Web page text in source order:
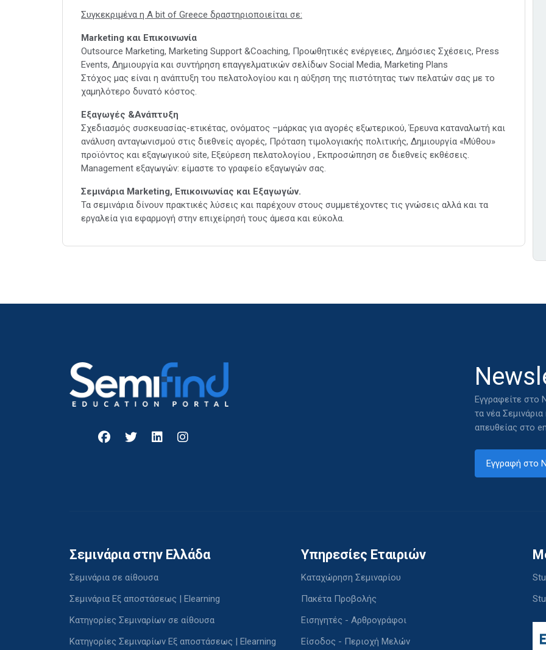
Συγκεκριμένα η A bit of Greece δραστηριοποιείται σε:
Marketing και Επικοινωνία
Outsource Marketing, Marketing Support &Coaching, Προωθητικές ενέργειες, Δημόσιες Σχέσεις, Press
Events, Δημιουργία και συντήρηση επαγγελματικών σελίδων Social Media, Marketing Plans
Στόχος μας είναι η ανάπτυξη του πελατολογίου και η αύξηση της πιστότητας των πελατών σας με το
χαμηλότερο δυνατό κόστος.
Εξαγωγές &Ανάπτυξη
Σχεδιασμός συσκευασίας-ετικέτας, ονόματος –μάρκας για αγορές εξωτερικού, Έρευνα καταναλωτή και
ανάλυση ανταγωνισμού στις διεθνείς αγορές, Πρόταση τιμολογιακής πολιτικής, Δημιουργία «Μύθου»
προϊόντος και εξαγωγικού site, Εξεύρεση πελατολογίου , Εκπροσώπηση σε διεθνείς εκθέσεις.
Management εξαγωγών: είμαστε το γραφείο εξαγωγών σας.
Σεμινάρια Marketing, Επικοινωνίας και Εξαγωγών.
Τα σεμινάρια δίνουν πρακτικές λύσεις και παρέχουν στους συμμετέχοντες τις γνώσεις αλλά και τα
εργαλεία για εφαρμογή στην επιχείρησή τους άμεσα και εύκολα.
Εγγραφείτε στο
τα νέα
απευθείας στο
Εγγραφή στο
Σεμινάρια στην Ελλάδα
Σεμινάρια σε αίθουσα
Σεμινάρια Εξ αποστάσεως | Elearning
Κατηγορίες Σεμιναρίων σε αίθουσα
Κατηγορίες Σεμιναρίων Εξ αποστάσεως | Elearning
Υπηρεσίες Εταιριών
Καταχώρηση Σεμιναρίου
Πακέτα Προβολής
Εισηγητές - Αρθρογράφοι
Είσοδος - Περιοχή Μελών